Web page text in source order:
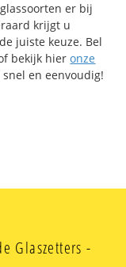
er bij
krijgt u
juiste keuze. Bel
bekijk hieronze
en eenvoudig!
Glaszetters -